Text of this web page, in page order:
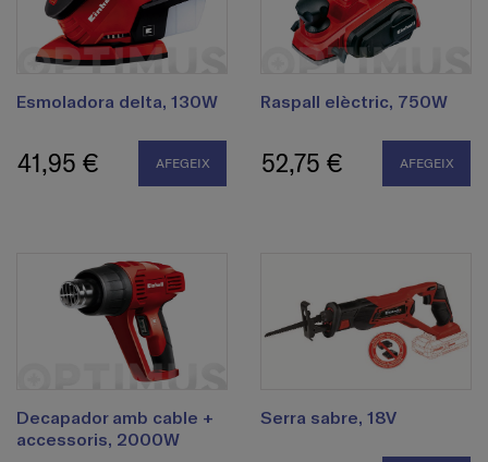
Esmoladora delta, 130W
41,95 € AFEGEIX
Raspall elèctric, 750W
52,75 € AFEGEIX
Decapador amb cable +
accessoris, 2000W
Serra sabre, 18V